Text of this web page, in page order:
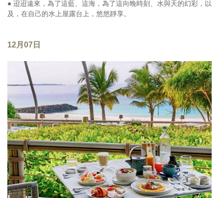
● 迢迢遠來，為了這藍、這海，為了這向晚時刻、水與天的幻彩，以
及，在自己的水上屋露台上，悠悠靜享。
12月07日